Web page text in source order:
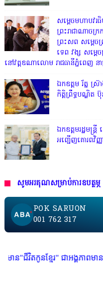
សម្តេចមហាបវរ
ព្រះរាជាណាចក្រ
ព្រះសព សម្តេច
ទេព វង្ស សម្តេច
នៅវត្តឧណាលោម រាជធានីភ្នំពេញ ន
ឯកឧត្តម រ័ត្ន ស្
កិត្តិព្រឹទ្ធបណ្ឌិត
ឯកឧត្តមរដ្ឋមន្
អញ្ជើញគោរពវិ
សូមអរគុណសម្រាប់ការឧបត្ថម្ភ
POK SARUON
001 762 317
ែរ" ជាអង្គភាពមានច្បាប់អនុញ្ញ